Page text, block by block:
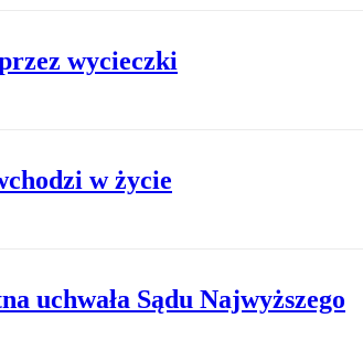
wycieczki
w życie
uchwała Sądu Najwyższego